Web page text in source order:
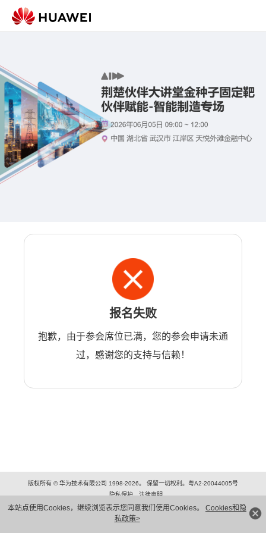
本站点使用Cookies，继续浏览表示您同意我们使用Cookies。 Cookies和隐
私政策>
报名失败
抱歉，由于参会席位已满，您的参会申请未通
过，感谢您的支持与信赖！
版权所有 © 华为技术有限公司 1998-2026。 保留一切权利。粤A2-20044005号
隐私保护
法律声明